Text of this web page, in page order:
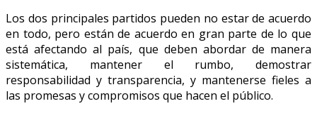
Los dos principales partidos pueden no estar de acuerdo
en todo, pero están de acuerdo en gran parte de lo que
está afectando al país, que deben abordar de manera
sistemática, mantener el rumbo, demostrar
responsabilidad y transparencia, y mantenerse fieles a
las promesas y compromisos que hacen el público.